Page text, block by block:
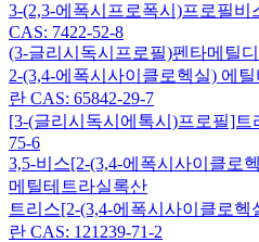
3-(2,3-에폭시프로폭시)프로필
CAS: 7422-52-8
(3-글리시독시프로필)펜타메틸
2-(3,4-에폭시사이클로헥실) 에
란 CAS: 65842-29-7
[3-(글리시독시에톡시)프로필]트
75-6
3,5-비스[2-(3,4-에폭시사이클로
메틸테트라실록산
트리스[2-(3,4-에폭시사이클로
란 CAS: 121239-71-2